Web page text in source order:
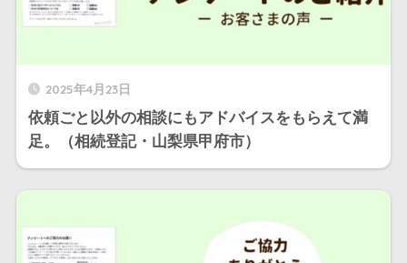
2025年4月23日
依頼ごと以外の相談にもアドバイスをもらえて満
足。（相続登記・山梨県甲府市）